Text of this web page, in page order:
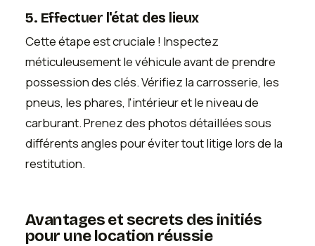
5. Effectuer l'état des lieux
Cette étape est cruciale ! Inspectez
méticuleusement le véhicule avant de prendre
possession des clés. Vérifiez la carrosserie, les
pneus, les phares, l'intérieur et le niveau de
carburant. Prenez des photos détaillées sous
différents angles pour éviter tout litige lors de la
restitution.
Avantages et secrets des initiés
pour une location réussie